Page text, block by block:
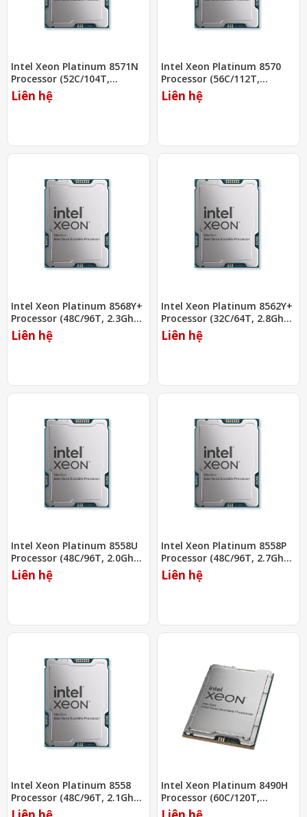
Intel Xeon Platinum 8571N
Processor (52C/104T,
2.4Ghz, 300MB)
Liên hệ
Intel Xeon Platinum 8570
Processor (56C/112T,
2.1Ghz, 300MB)
Liên hệ
Intel Xeon Platinum 8568Y+
Processor (48C/96T, 2.3Ghz,
300MB)
Liên hệ
Intel Xeon Platinum 8562Y+
Processor (32C/64T, 2.8Ghz,
60MB)
Liên hệ
Intel Xeon Platinum 8558U
Processor (48C/96T, 2.0Ghz,
260MB)
Liên hệ
Intel Xeon Platinum 8558P
Processor (48C/96T, 2.7Ghz,
260MB)
Liên hệ
Intel Xeon Platinum 8558
Processor (48C/96T, 2.1Ghz,
260MB)
Intel Xeon Platinum 8490H
Processor (60C/120T,
1.90Ghz, 112.5MB)